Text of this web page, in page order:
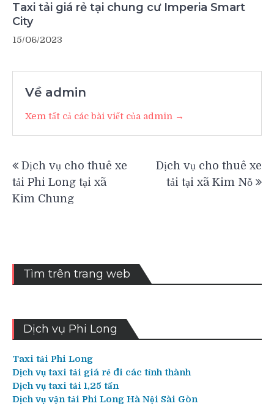
Taxi tải giá rẻ tại chung cư Imperia Smart
City
15/06/2023
Về admin
Xem tất cả các bài viết của admin →
hướng
bài
Dịch vụ cho thuê xe
tải Phi Long tại xã
Kim Chung
Dịch vụ cho thuê xe
tải tại xã Kim Nỗ
Tìm trên trang web
Dịch vụ Phi Long
Taxi tải Phi Long
Dịch vụ taxi tải giá rẻ đi các tỉnh thành
Dịch vụ taxi tải 1,25 tấn
Dịch vụ vận tải Phi Long Hà Nội Sài Gòn